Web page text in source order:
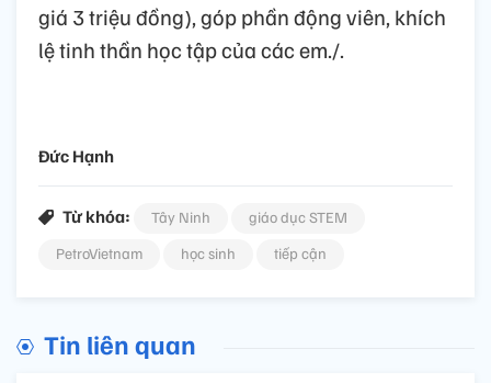
giá 3 triệu đồng), góp phần động viên, khích
lệ tinh thần học tập của các em./.
Đức Hạnh
Từ khóa: Tây Ninh
giáo dục STEM
PetroVietnam
học sinh tiếp cận
Tin liên quan